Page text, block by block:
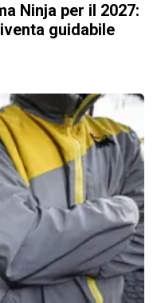
Ninja per il 2027:
guidabile